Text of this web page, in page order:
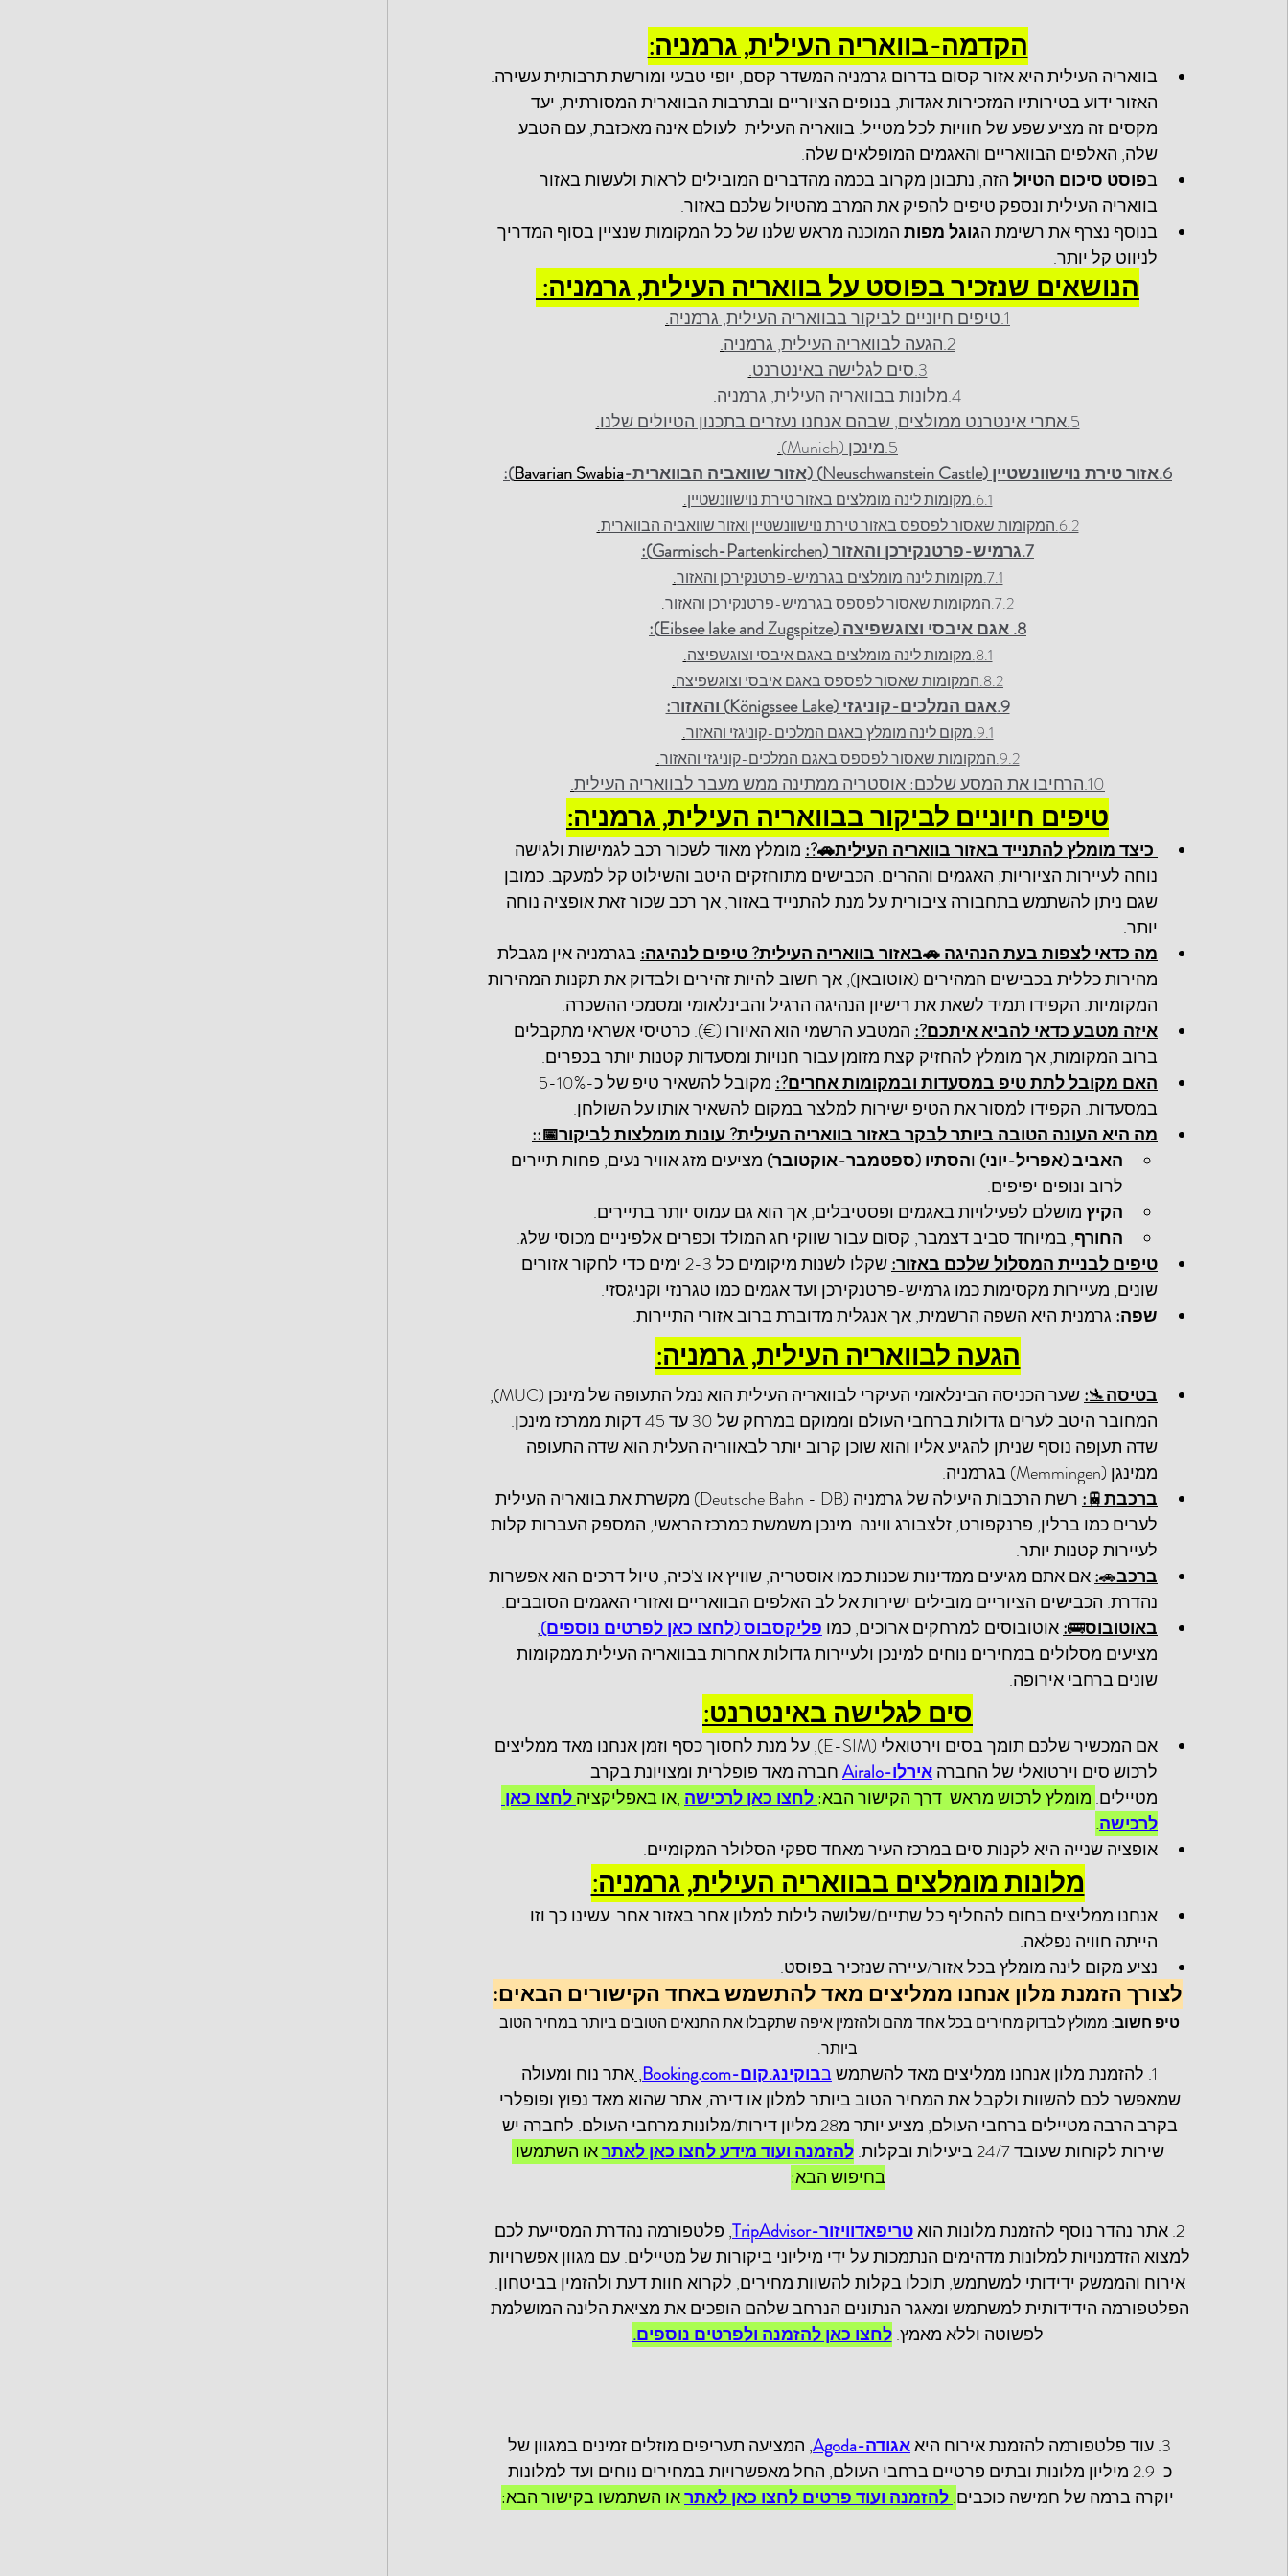
הקדמה-בוואריה העילית, גרמניה:
בוואריה העילית היא אזור קסום בדרום גרמניה המשדר קסם, יופי טבעי ומורשת תרבותית עשירה.
האזור ידוע בטירותיו המזכירות אגדות, בנופים הציוריים ובתרבות הבווארית המסורתית, יעד
מקסים זה מציע שפע של חוויות לכל מטייל. בוואריה העילית  לעולם אינה מאכזבת, עם הטבע
שלה, האלפים הבוואריים והאגמים המופלאים שלה.
בפוסט סיכום הטיול הזה, נתבונן מקרוב בכמה מהדברים המובילים לראות ולעשות באזור
בוואריה העילית ונספק טיפים להפיק את המרב מהטיול שלכם באזור.
בנוסף נצרף את רשימת הגוגל מפות המוכנה מראש שלנו של כל המקומות שנציין בסוף המדריך
לניווט קל יותר.
הנושאים שנזכיר בפוסט על בוואריה העילית, גרמניה:
1.טיפים חיוניים לביקור בבוואריה העילית, גרמניה
.
2.הגעה לבוואריה העילית, גרמניה
.
3.סים לגלישה באינטרנט
.
4.מלונות בבוואריה העילית, גרמניה
.
5.אתרי אינטרנט ממולצים, שבהם אנחנו נעזרים בתכנון הטיולים שלנו
.
5.מינכן (Munich)
.
6.אזור טירת נוישוונשטיין (Neuschwanstein Castle) (אזור שוואביה הבווארית-
Bavarian Swabia
):
6.1.מקומות לינה מומלצים באזור טירת נוישוונשטיין
.
6.2.המקומות שאסור לפספס באזור טירת נוישוונשטיין ואזור שוואביה הבווארית
.
7.גרמיש-פרטנקירכן והאזור (Garmisch-Partenkirchen):
7.1.מקומות לינה מומלצים בגרמיש-פרטנקירכן והאזור
.
7.2.המקומות שאסור לפספס בגרמיש-פרטנקירכן והאזור
.
8. אגם איבסי וצוגשפיצה (Eibsee lake and Zugspitze):
8.1.מקומות לינה מומלצים באגם איבסי וצוגשפיצה
.
8.2.המקומות שאסור לפספס באגם איבסי וצוגשפיצה
.
9.אגם המלכים-קוניגזי (Königssee Lake) והאזור:
9.1.מקום לינה מומלץ באגם המלכים-קוניגזי והאזור
.
9.2.המקומות שאסור לפספס באגם המלכים-קוניגזי והאזור
.
10.הרחיבו את המסע שלכם: אוסטריה ממתינה ממש מעבר לבוואריה העילית .
טיפים חיוניים לביקור בבוואריה העילית, גרמניה:
כיצד מומלץ להתנייד באזור בוואריה העילית🚗?: מומלץ מאוד לשכור רכב לגמישות ולגישה
נוחה לעיירות הציוריות, האגמים וההרים. הכבישים מתוחזקים היטב והשילוט קל למעקב. כמובן
שגם ניתן להשתמש בתחבורה ציבורית על מנת להתנייד באזור, אך רכב שכור זאת אופציה נוחה
יותר.
מה כדאי לצפות בעת הנהיגה 🚗באזור בוואריה העילית? טיפים לנהיגה: בגרמניה אין מגבלת
מהירות כללית בכבישים המהירים (אוטובאן), אך חשוב להיות זהירים ולבדוק את תקנות המהירות
המקומיות. הקפידו תמיד לשאת את רישיון הנהיגה הרגיל והבינלאומי ומסמכי ההשכרה.
איזה מטבע כדאי להביא איתכם?: המטבע הרשמי הוא האיורו (€). כרטיסי אשראי מתקבלים
ברוב המקומות, אך מומלץ להחזיק קצת מזומן עבור חנויות ומסעדות קטנות יותר בכפרים.
האם מקובל לתת טיפ במסעדות ובמקומות אחרים?:
במסעדות. הקפידו למסור את הטיפ ישירות למלצר במקום להשאיר אותו על השולחן.
מה היא העונה הטובה ביותר לבקר באזור בוואריה העילית? עונות מומלצות לביקור📅
::
האביב (אפריל-יוני) והסתיו (ספטמבר-אוקטובר) מציעים מזג אוויר נעים, פחות תיירים
לרוב ונופים יפיפים.
הקיץ מושלם לפעילויות באגמים ופסטיבלים, אך הוא גם עמוס יותר בתיירים.
החורף, במיוחד סביב דצמבר, קסום עבור שווקי חג המולד וכפרים אלפיניים מכוסי שלג.
טיפים לבניית המסלול שלכם באזור:
שקלו לשנות מיקומים כל 2-3 ימים כדי לחקור אזורים
שונים, מעיירות מקסימות כמו גרמיש-פרטנקירכן ועד אגמים כמו טגרנזי וקניגסזי.
שפה: גרמנית היא השפה הרשמית, אך אנגלית מדוברת ברוב אזורי התיירות.
הגעה לבוואריה העילית, גרמניה:
בטיסה🛬
:
שער הכניסה הבינלאומי העיקרי לבוואריה העילית הוא נמל התעופה של מינכן (MUC),
המחובר היטב לערים גדולות ברחבי העולם וממוקם במרחק של 30 עד 45 דקות ממרכז מינכן.
שדה תעןפה נוסף שניתן להגיע אליו והוא שוכן קרוב יותר לבאווריה העלית הוא שדה התעופה
ממינגן (Memmingen) בגרמניה.
ברכבת🚆
:
רשת הרכבות היעילה של גרמניה (Deutsche Bahn - DB) מקשרת את בוואריה העילית
לערים כמו ברלין, פרנקפורט, זלצבורג ווינה. מינכן משמשת כמרכז הראשי, המספק העברות קלות
לעיירות קטנות יותר.
ברכב🚗
: אם אתם מגיעים ממדינות שכנות כמו אוסטריה, שוויץ או צ'כיה, טיול דרכים הוא אפשרות
נהדרת. הכבישים הציוריים מובילים ישירות אל לב האלפים הבוואריים ואזורי האגמים הסובבים.
באוטובוס🚌
: אוטובוסים למרחקים ארוכים, כמו פליקסבוס (לחצו כאן לפרטים נוספים),
מציעים מסלולים במחירים נוחים למינכן ולעיירות גדולות אחרות בבוואריה העילית ממקומות
שונים ברחבי אירופה.
סים לגלישה באינטרנט:
אם המכשיר שלכם תומך בסים וירטואלי (E-SIM), על מנת לחסוך כסף וזמן אנחנו מאד ממליצים
לרכוש סים וירטואלי של החברה אירלו-Airalo
חברה מאד פופלרית ומצויונת בקרב
מטיילים. מומלץ לרכוש מראש  דרך הקישור הבא:לחצו כאן לרכישה ,או באפליקציה לחצו כאן
לרכישה.
אופציה שנייה היא לקנות סים במרכז העיר מאחד ספקי הסלולר המקומיים.
מלונות מומלצים בבוואריה העילית, גרמניה:
אנחנו ממליצים בחום להחליף כל שתיים/שלושה לילות למלון אחר באזור אחר. עשינו כך וזו
הייתה חוויה נפלאה.
נציע מקום לינה מומלץ בכל אזור/עיירה שנזכיר בפוסט.
לצורך הזמנת מלון אנחנו ממליצים מאד להתשמש באחד הקישורים הבאים:
טיפ חשוב: ממולץ לבדוק מחירים בכל אחד מהם ולהזמין איפה שתקבלו את התנאים הטובים ביותר במחיר הטוב
ביותר.
1. להזמנת מלון אנחנו ממליצים מאד להשתמש בבוקינג.קום-Booking.com , אתר נוח ומעולה
שמאפשר לכם להשוות ולקבל את המחיר הטוב ביותר למלון או דירה, אתר שהוא מאד נפוץ ופופלרי
בקרב הרבה מטיילים ברחבי העולם, מציע יותר מ28 מליון דירות/מלונות מרחבי העולם. לחברה יש
שירות לקוחות שעובד 24/7 ביעילות ובקלות.
להזמנה ועוד מידע לחצו כאן לאתר או השתמשו
בחיפוש הבא:
2. אתר נהדר נוסף להזמנת מלונות הוא טריפאדוויזור-TripAdvisor
, פלטפורמה נהדרת המסייעת לכם
למצוא הזדמנויות למלונות מדהימים הנתמכות על ידי מיליוני ביקורות של מטיילים. עם מגוון אפשרויות
אירוח והממשק ידידותי למשתמש, תוכלו בקלות להשוות מחירים, לקרוא חוות דעת ולהזמין בביטחון.
הפלטפורמה הידידותית למשתמש ומאגר הנתונים הנרחב שלהם הופכים את מציאת הלינה המושלמת
לפשוטה וללא מאמץ. לחצו כאן להזמנה ולפרטים נוספים.
3. עוד פלטפורמה להזמנת אירוח היא אגודה-Agoda
, המציעה תעריפים מוזלים זמינים במגוון של
כ-2.9 מיליון מלונות ובתים פרטיים ברחבי העולם, החל מאפשרויות במחירים נוחים ועד למלונות
יוקרה ברמה של חמישה כוכבים. להזמנה ועוד פרטים לחצו כאן לאתר או השתמשו בקישור הבא: